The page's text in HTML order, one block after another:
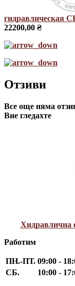
гидравлическая
22200,00 ₴
Отзиви
Все още няма
Вие гледахте
Хидравлична
Работим
ПН.-ПТ. 09:00 -
СБ.
10:00 -